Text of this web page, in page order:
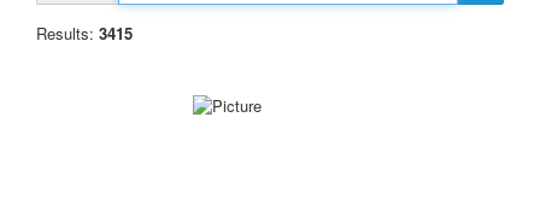
Results: 3415